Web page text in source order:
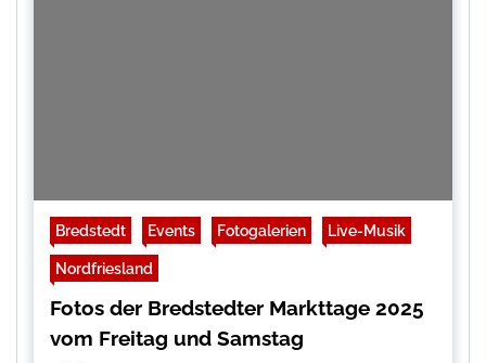
Bredstedt Events Fotogalerien Live-Musik
Nordfriesland
Fotos der Bredstedter Markttage 2025
vom Freitag und Samstag